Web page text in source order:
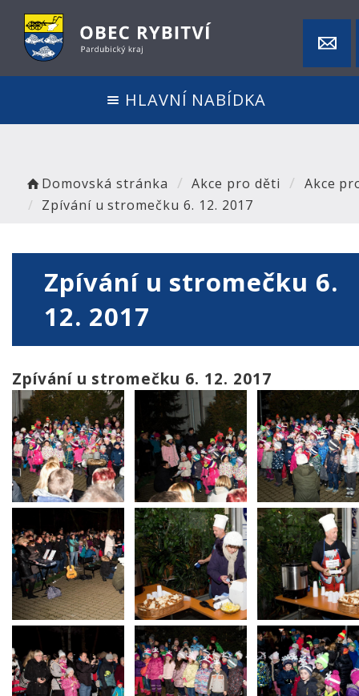
HLAVNÍ NABÍDKA
Domovská stránka Akce pro děti
Akce
Zpívání u stromečku 6. 12. 2017
Zpívání u stromečku 6.
12. 2017
Zpívání u stromečku 6. 12. 2017